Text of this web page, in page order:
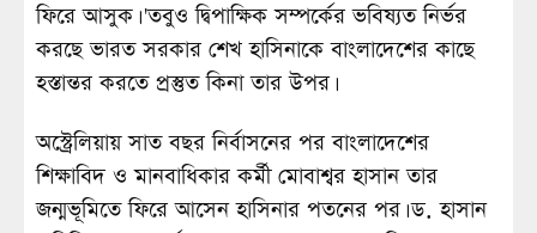
ফিরে আসুক। 'তবুও দ্বিপাক্ষিক সম্পর্কের ভবিষ্যত নির্ভর
করছে ভারত সরকার শেখ হাসিনাকে বাংলাদেশের কাছে
হস্তান্তর করতে প্রস্তুত কিনা তার উপর।
অস্ট্রেলিয়ায় সাত বছর নির্বাসনের পর বাংলাদেশের
শিক্ষাবিদ ও মানবাধিকার কর্মী মোবাশ্বর হাসান তার
জন্মভূমিতে ফিরে আসেন হাসিনার পতনের পর। ড. হাসান